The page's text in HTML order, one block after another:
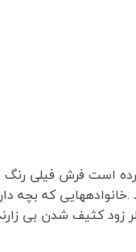
است فرش فیلی
که بچه
زود کثیف شدن بی